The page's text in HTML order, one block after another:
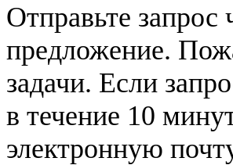
Отправьте
предложение.
задачи. Если
в течение 10
электронную